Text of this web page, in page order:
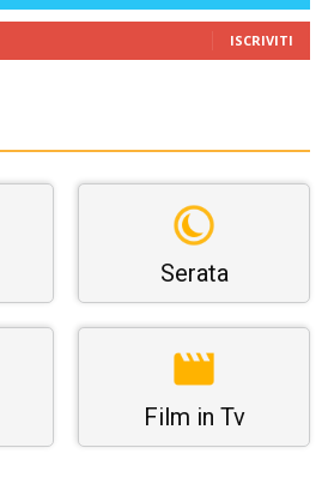
ISCRIVITI
Serata
Film in Tv